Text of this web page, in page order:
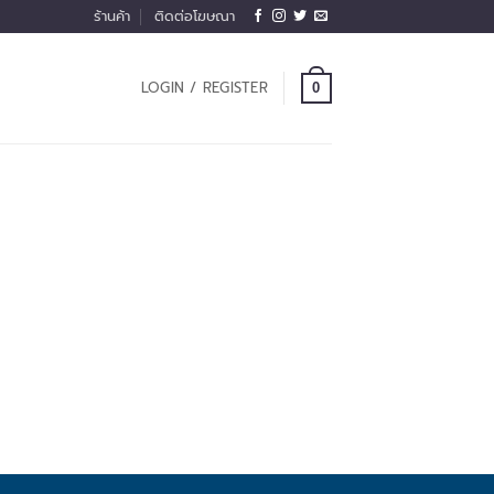
ร้านค้า ติดต่อโฆษณา
LOGIN / REGISTER 0